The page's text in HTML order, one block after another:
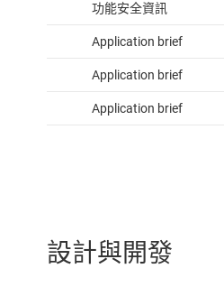
設計與開發